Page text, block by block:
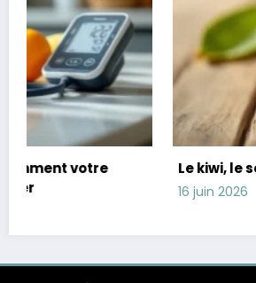
Le kiwi, le secret naturel
Alimentation saine